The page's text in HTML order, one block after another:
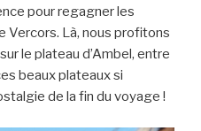
pour regagner les
Vercors. Là, nous profitons
le plateau d’Ambel, entre
beaux plateaux si
de la fin du voyage !